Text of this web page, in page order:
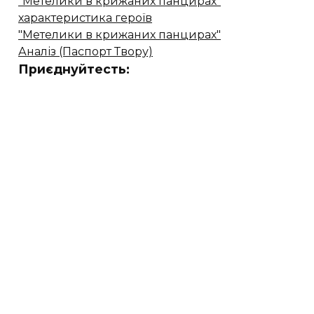
характеристика героїв
"Метелики в крижаних панцирах"
Аналіз (Паспорт Твору)
Приєднуйтесть: